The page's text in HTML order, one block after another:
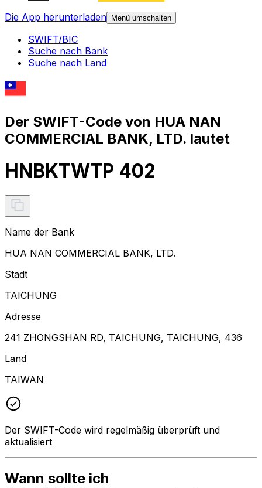
Die App herunterladen
Menü umschalten
SWIFT/BIC
Suche nach Bank
Suche nach Land
Der SWIFT-Code von HUA NAN
COMMERCIAL BANK, LTD. lautet
HNBKTWTP 402
Name der Bank
HUA NAN COMMERCIAL BANK, LTD.
Stadt
TAICHUNG
Adresse
241 ZHONGSHAN RD, TAICHUNG, TAICHUNG, 436
Land
TAIWAN
Der SWIFT-Code wird regelmäßig überprüft und
aktualisiert
Wann sollte ich